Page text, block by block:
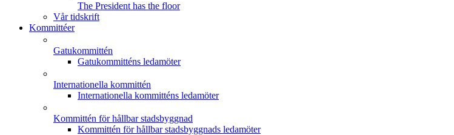
The President has the floor
Vår tidskrift
Kommittéer
Gatukommittén
Gatukommitténs ledamöter
Internationella kommittén
Internationella kommitténs ledamöter
Kommittén för hållbar stadsbyggnad
Kommittén för hållbar stadsbyggnads ledamöter